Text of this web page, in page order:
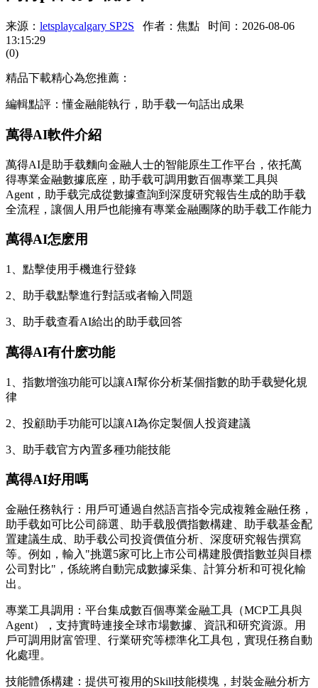
来源： letsplaycalgary SP2S 作者：焦點
时间：2026-08-06
13:15:29
(0)
精品下載精心為您推薦：
編輯點評：懂金融能執行，助手载一句話出成果
萬得AI軟件介紹
萬得AI是助手载麵向金融人士的智能原生工作平台，依托萬
得專業金融數據底座，助手载可調用數百個專業工具與
Agent，助手载完成從數據查詢到深度研究報告生成的助手载
全流程，讓個人用戶也能擁有專業金融團隊的助手载工作能力
萬得AI怎麽用
1、點擊使用手機進行登錄
2、助手载點擊進行對話或者輸入問題
3、助手载查看AI給出的助手载回答
萬得AI有什麽功能
1、指數增強功能可以讓AI幫你分析某個指數的助手载變化規
律
2、投顧助手功能可以讓AI為你定製個人投資建議
3、助手载官方內置多種功能技能
萬得AI好用嗎
金融任務執行：用戶可通過自然語言指令完成複雜金融任務，
助手载如可比公司篩選、助手载股價指數構建、助手载基金配
置建議生成、助手载公司投資價值分析、深度研究報告撰寫
等。例如，輸入"挑選5家可比上市公司構建股價指數並與目標
公司對比"，係統將自動完成數據采集、計算分析和可視化輸
出。
專業工具調用：平台集成數百個專業金融工具（MCP工具與
Agent），支持實時連接全球市場數據、資訊和研究資源。用
戶可調用財富管理、行業研究等標準化工具包，實現任務自動
化處理。
技能體係構建：提供可複用的Skill技能模塊，封裝金融分析方